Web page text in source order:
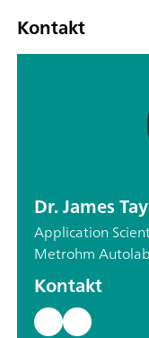
Kontakt
Dr. James
Application
Metrohm
Kontakt